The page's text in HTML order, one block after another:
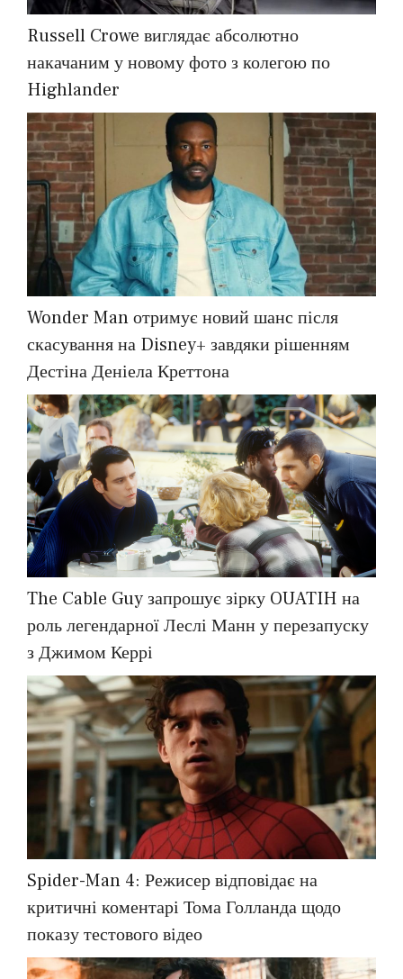
Russell Crowe виглядає абсолютно
накачаним у новому фото з колегою по
Highlander
Wonder Man отримує новий шанс після
скасування на Disney+ завдяки рішенням
Дестіна Деніела Креттона
The Cable Guy запрошує зірку OUATIH на
роль легендарної Леслі Манн у перезапуску
з Джимом Керрі
Spider-Man 4: Режисер відповідає на
критичні коментарі Тома Голланда щодо
показу тестового відео